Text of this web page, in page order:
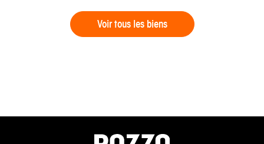
Voir tous les biens